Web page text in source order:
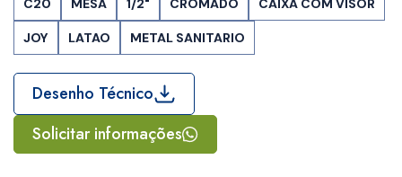
C20 MESA 1/2" CROMADO CAIXA COM VISOR
JOY LATAO METAL SANITARIO
Desenho Técnico
Solicitar informações